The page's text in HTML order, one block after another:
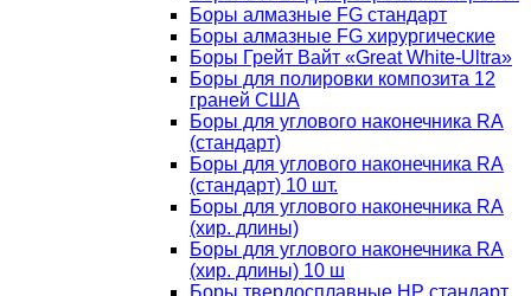
Боры алмазные FG стандарт
Боры алмазные FG хирургические
Боры Грейт Вайт «Great White-Ultra»
Боры для полировки композита 12
граней США
Боры для углового наконечника RA
(стандарт)
Боры для углового наконечника RA
(стандарт) 10 шт.
Боры для углового наконечника RA
(хир. длины)
Боры для углового наконечника RA
(хир. длины) 10 ш
Боры твердосплавные НР стандарт